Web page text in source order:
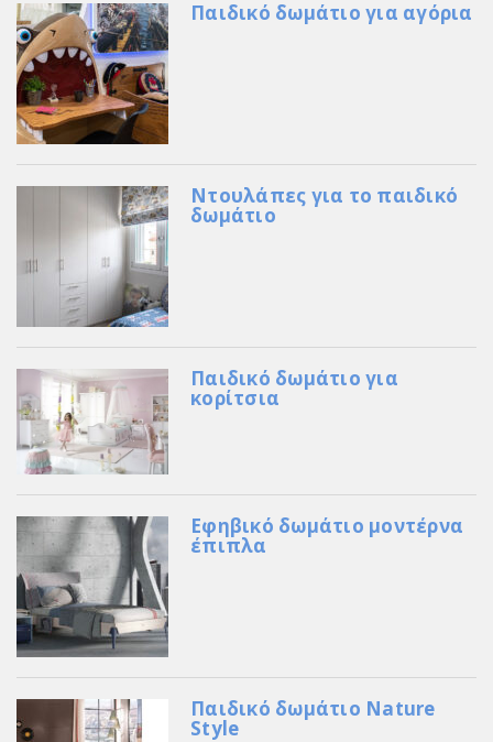
Παιδικό δωμάτιο για αγόρια
Ντουλάπες για το παιδικό
δωμάτιο
Παιδικό δωμάτιο για
κορίτσια
Εφηβικό δωμάτιο μοντέρνα
έπιπλα
Παιδικό δωμάτιο Nature
Style